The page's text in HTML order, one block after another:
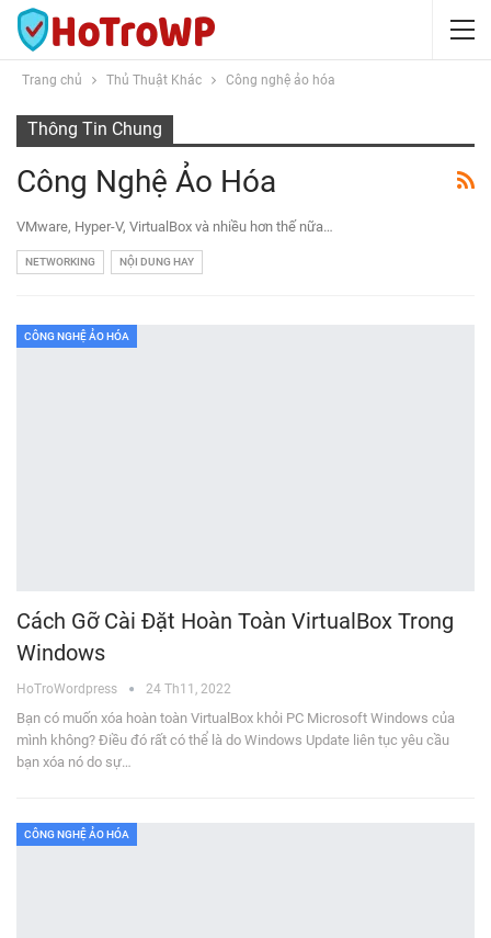
Trang chủ Thủ Thuật Khác Công nghệ ảo hóa
Thông Tin Chung
Công Nghệ Ảo Hóa
VMware, Hyper-V, VirtualBox và nhiều hơn thế nữa…
NETWORKING NỘI DUNG HAY
CÔNG NGHỆ ẢO HÓA
Cách Gỡ Cài Đặt Hoàn Toàn VirtualBox Trong
Windows
HoTroWordpress 24 Th11, 2022
Bạn có muốn xóa hoàn toàn VirtualBox khỏi PC Microsoft Windows của
mình không? Điều đó rất có thể là do Windows Update liên tục yêu cầu
bạn xóa nó do sự…
CÔNG NGHỆ ẢO HÓA